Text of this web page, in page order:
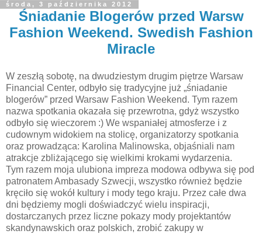
środa, 3 października 2012
Śniadanie Blogerów przed Warsw
Fashion Weekend. Swedish Fashion
Miracle
W zeszłą sobotę, na dwudziestym drugim piętrze Warsaw
Financial Center, odbyło się tradycyjne już „śniadanie
blogerów” przed Warsaw Fashion Weekend. Tym razem
nazwa spotkania okazała się przewrotna, gdyż wszystko
odbyło się wieczorem :) We wspaniałej atmosferze i z
cudownym widokiem na stolicę, organizatorzy spotkania
oraz prowadząca: Karolina Malinowska, objaśniali nam
atrakcje zbliżającego się wielkimi krokami wydarzenia.
Tym razem moja ulubiona impreza modowa odbywa się pod
patronatem Ambasady Szwecji, wszystko również będzie
kręciło się wokół kultury i mody tego kraju. Przez całe dwa
dni będziemy mogli doświadczyć wielu inspiracji,
dostarczanych przez liczne pokazy mody projektantów
skandynawskich oraz polskich, zrobić zakupy w